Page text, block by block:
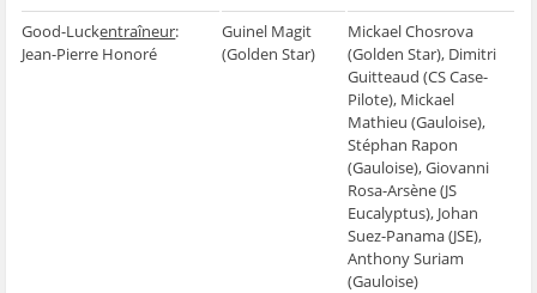
Good-Luckentraîneur:
Jean-Pierre Honoré
Guinel Magit
(Golden Star)
Mickael Chosrova
(Golden Star), Dimitri
Guitteaud (CS Case-
Pilote), Mickael
Mathieu (Gauloise),
Stéphan Rapon
(Gauloise), Giovanni
Rosa-Arsène (JS
Eucalyptus), Johan
Suez-Panama (JSE),
Anthony Suriam
(Gauloise)